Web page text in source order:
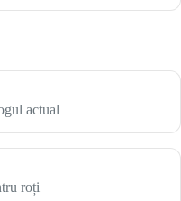
actual
roți